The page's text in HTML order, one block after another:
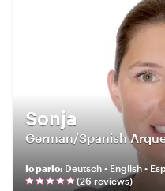
Sonja
German/Spanish
Io parlo: Deutsch • English •
(26 reviews)